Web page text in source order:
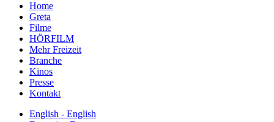
Home
Greta
Filme
HÖRFILM
Mehr Freizeit
Branche
Kinos
Presse
Kontakt
English - English